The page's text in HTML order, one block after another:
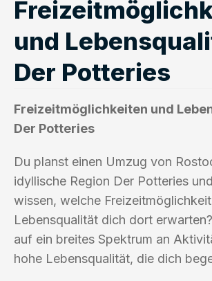
und
Der Potteries
Freizeitmöglichkeiten und
Der Potteries
Du planst einen Umzug von
idyllische Region Der Potteries
wissen, welche
Lebensqualität dich dort
auf ein breites Spektrum an
hohe Lebensqualität, die dich